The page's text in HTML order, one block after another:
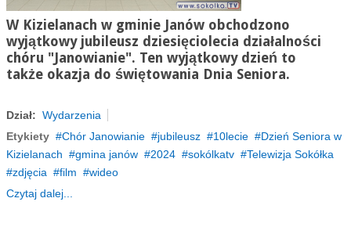
W Kizielanach w gminie Janów obchodzono
wyjątkowy jubileusz dziesięciolecia działalności
chóru "Janowianie". Ten wyjątkowy dzień to
także okazja do świętowania Dnia Seniora.
Dział: Wydarzenia
Etykiety
Chór Janowianie jubileusz 10lecie
Dzień Seniora w
Kizielanach
gmina janów 2024 sokólkatv
Telewizja Sokółka
zdjęcia
film
wideo
Czytaj dalej...